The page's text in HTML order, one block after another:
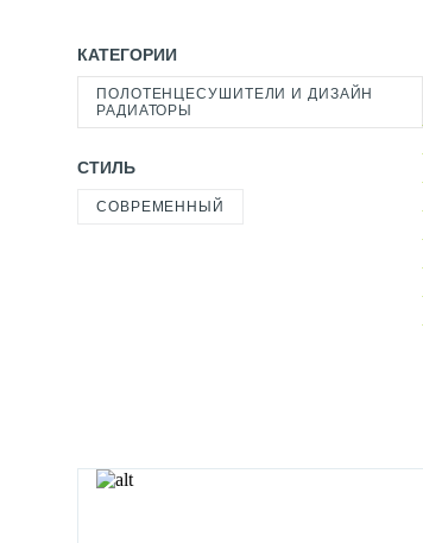
КАТЕГОРИИ
ПОЛОТЕНЦЕСУШИТЕЛИ И ДИЗАЙН
РАДИАТОРЫ
СТИЛЬ
СОВРЕМЕННЫЙ